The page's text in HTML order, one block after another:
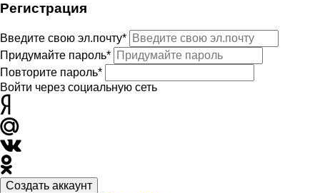
Регистрация
Введите свою эл.почту*
Придумайте пароль*
Повторите пароль*
Войти через социальную сеть
Создать аккаунт